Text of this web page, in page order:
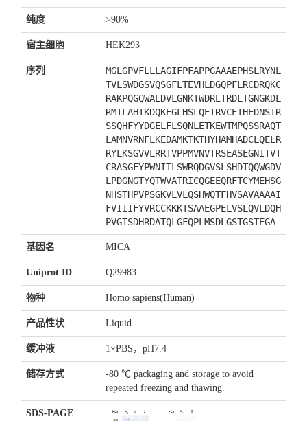
纯度 >90%
宿主细胞 HEK293
序列
MGLGPVFLLLAGIFPFAPPGAAAEPHSLRYNL
TVLSWDGSVQSGFLTEVHLDGQPFLRCDRQKC
RAKPQGQWAEDVLGNKTWDRETRDLTGNGKDL
RMTLAHIKDQKEGLHSLQEIRVCEIHEDNSTR
SSQHFYYDGELFLSQNLETKEWTMPQSSRAQT
LAMNVRNFLKEDAMKTKTHYHAMHADCLQELR
RYLKSGVVLRRTVPPMVNVTRSEASEGNITVT
CRASGFYPWNITLSWRQDGVSLSHDTQQWGDV
LPDGNGTYQTWVATRICQGEEQRFTCYMEHSG
NHSTHPVPSGKVLVLQSHWQTFHVSAVAAAAI
FVIIIFYVRCCKKKTSAAEGPELVSLQVLDQH
PVGTSDHRDATQLGFQPLMSDLGSTGSTEGA
基因名 MICA
Uniprot ID Q29983
物种 Homo sapiens(Human)
产品性状 Liquid
缓冲液 1×PBS，pH7.4
储存方式
-80 ℃ packaging and storage to avoid
repeated freezing and thawing.
SDS-PAGE